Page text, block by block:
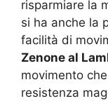
risparmiare la
si ha anche la
facilità di
Zenone al
movimento
resistenza